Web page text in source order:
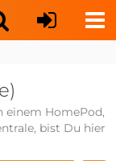
einem HomePod,
bist Du hier